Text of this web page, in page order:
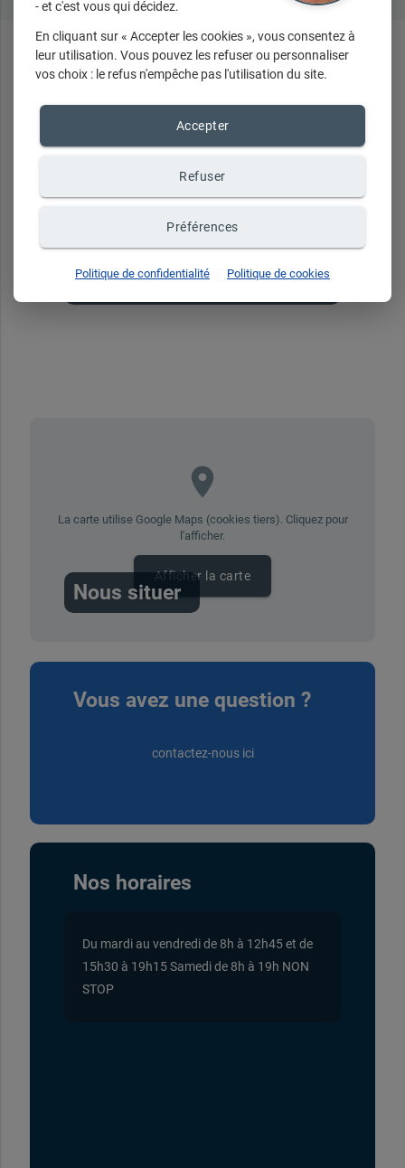
En cemoment...
Recevez toute notre
coupon de réduction ...
place
La carte utilise Google Maps (cookies tiers). Cliquez pour
l'afficher.
Afficher la carte
Nous situer
Vous avez une question ?
contactez-nous ici
Nos horaires
Du mardi au vendredi de 8h à 12h45 et de
15h30 à 19h15 Samedi de 8h à 19h NON
STOP
- et c'est vous qui décidez.
En cliquant sur « Accepter les cookies », vous consentez à
leur utilisation. Vous pouvez les refuser ou personnaliser
vos choix : le refus n'empêche pas l'utilisation du site.
Accepter
Refuser
Préférences
Politique de confidentialité Politique de cookies